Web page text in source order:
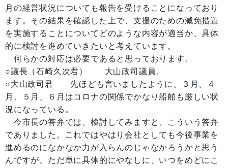
月の経営状況についても報告を受けることになっており
ます。その結果を確認した上で、支援のための減免措置
を実施することについてどのような内容が適当か、具体
的に検討を進めていきたいと考えています。
何らかの対応は必要であると思っております。
○議長（石崎久次君） 大山政司議員。
○大山政司君 先ほども言いましたように、３月、４
月、５月、６月はコロナの関係でかなり船舶も厳しい状
況になっている。
今市長の答弁では、検討してみますと、こういう答弁
でありました。これではやはり会社としても今後事業を
進めるのになかなか力が入らんのじゃなかろうかと思う
んですが、ただ単に具体的にやなしに、いつをめどにこ